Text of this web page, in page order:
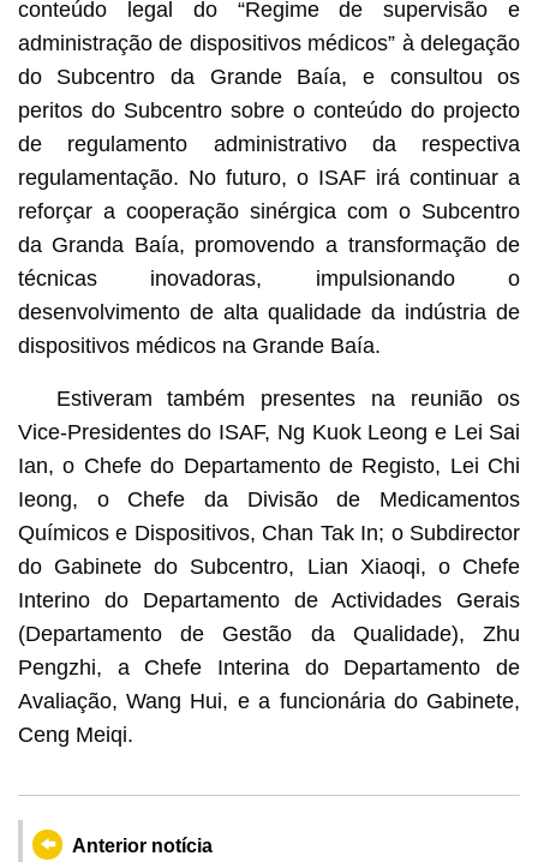
conteúdo legal do “Regime de supervisão e
administração de dispositivos médicos” à delegação
do Subcentro da Grande Baía, e consultou os
peritos do Subcentro sobre o conteúdo do projecto
de regulamento administrativo da respectiva
regulamentação. No futuro, o ISAF irá continuar a
reforçar a cooperação sinérgica com o Subcentro
da Granda Baía, promovendo a transformação de
técnicas inovadoras, impulsionando o
desenvolvimento de alta qualidade da indústria de
dispositivos médicos na Grande Baía.
Estiveram também presentes na reunião os
Vice-Presidentes do ISAF, Ng Kuok Leong e Lei Sai
Ian, o Chefe do Departamento de Registo, Lei Chi
Ieong, o Chefe da Divisão de Medicamentos
Químicos e Dispositivos, Chan Tak In; o Subdirector
do Gabinete do Subcentro, Lian Xiaoqi, o Chefe
Interino do Departamento de Actividades Gerais
(Departamento de Gestão da Qualidade), Zhu
Pengzhi, a Chefe Interina do Departamento de
Avaliação, Wang Hui, e a funcionária do Gabinete,
Ceng Meiqi.
Anterior notícia